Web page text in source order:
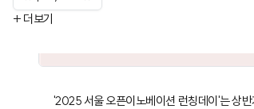
+ 더보기
'2025 서울 오픈이노베이션 런칭데이'는 상